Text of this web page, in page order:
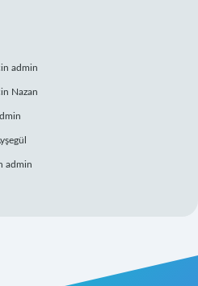
admin
Nazan
admin